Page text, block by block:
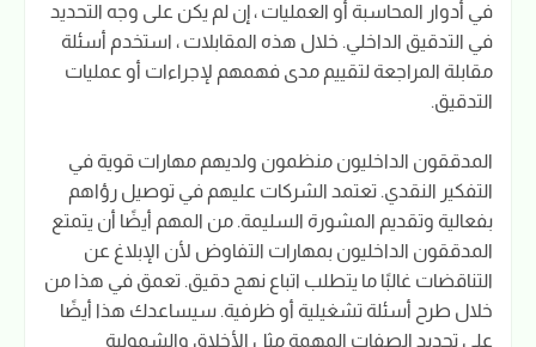
في أدوار المحاسبة أو العمليات ، إن لم يكن على وجه التحديد
في التدقيق الداخلي. خلال هذه المقابلات ، استخدم أسئلة
مقابلة المراجعة لتقييم مدى فهمهم لإجراءات أو عمليات
التدقيق.
المدققون الداخليون منظمون ولديهم مهارات قوية في
التفكير النقدي. تعتمد الشركات عليهم في توصيل رؤاهم
بفعالية وتقديم المشورة السليمة. من المهم أيضًا أن يتمتع
المدققون الداخليون بمهارات التفاوض لأن الإبلاغ عن
التناقضات غالبًا ما يتطلب اتباع نهج دقيق. تعمق في هذا من
خلال طرح أسئلة تشغيلية أو ظرفية. سيساعدك هذا أيضًا
على تحديد الصفات المهمة مثل الأخلاق والشمولية